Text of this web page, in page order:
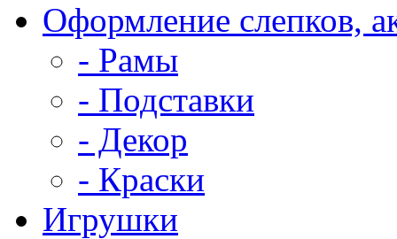
Оформление слепков,
- Рамы
- Подставки
- Декор
- Краски
Игрушки